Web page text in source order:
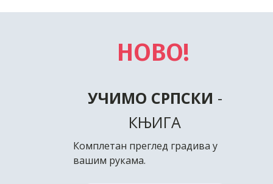
НОВО!
УЧИМО СРПСКИ -
КЊИГА
Комплетан преглед градива у
вашим рукама.